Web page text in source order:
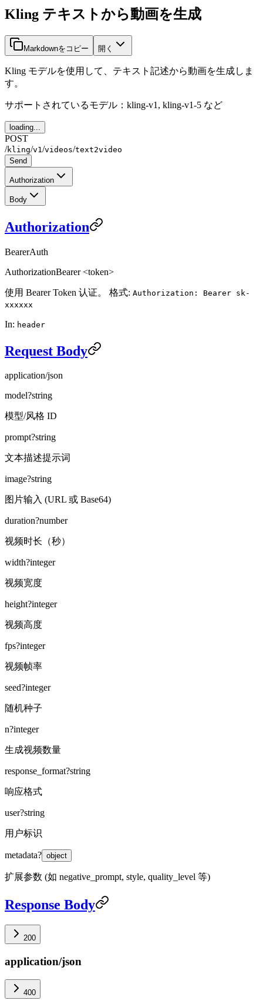
Kling テキストから動画を生成
Markdownをコピー 開く
Kling モデルを使用して、テキスト記述から動画を生成しま
す。
サポートされているモデル：kling-v1, kling-v1-5 など
loading...
POST
/kling/v1 /videos/text2video
Send
Authorization
Body
Authorization
BearerAuth
AuthorizationBearer <token>
使用 Bearer Token 认证。 格式: Authorization: Bearer sk-
xxxxxx
In: header
Request Body
application/json
model?string
模型/风格 ID
prompt?string
文本描述提示词
image?string
图片输入 (URL 或 Base64)
duration?number
视频时长（秒）
width?integer
视频宽度
height?integer
视频高度
fps?integer
视频帧率
seed?integer
随机种子
n?integer
生成视频数量
response_format?string
响应格式
user?string
用户标识
metadata? object
扩展参数 (如 negative_prompt, style, quality_level 等)
Response Body
200
application/json
400